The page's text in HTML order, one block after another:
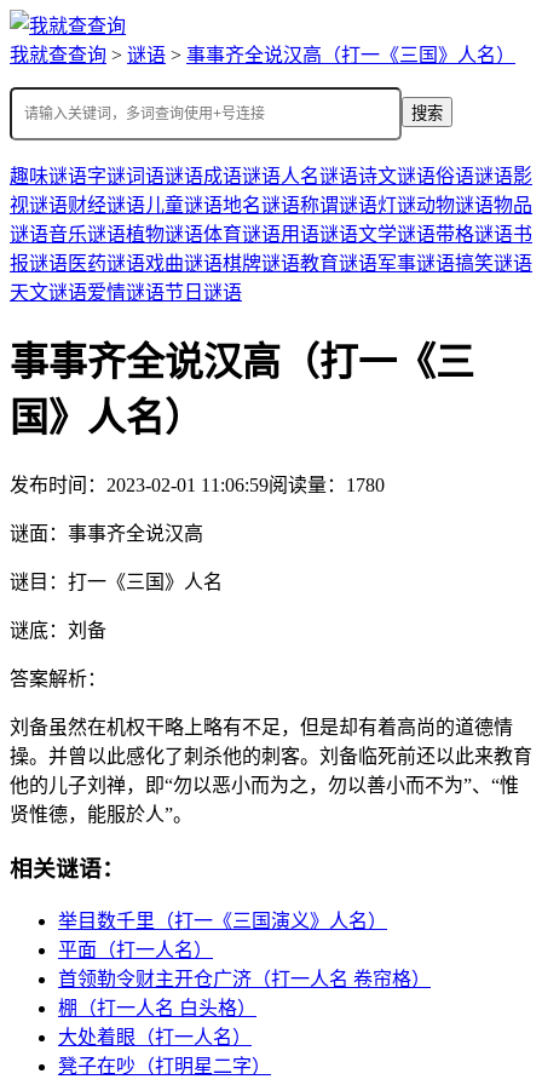
我就查查询 > 谜语 > 事事齐全说汉高（打一《三国》人名）
搜索
趣味谜语字谜词语谜语成语谜语人名谜语诗文谜语俗语谜语影
视谜语财经谜语儿童谜语地名谜语称谓谜语灯谜动物谜语物品
谜语音乐谜语植物谜语体育谜语用语谜语文学谜语带格谜语书
报谜语医药谜语戏曲谜语棋牌谜语教育谜语军事谜语搞笑谜语
天文谜语爱情谜语节日谜语
事事齐全说汉高（打一《三
国》人名）
发布时间：2023-02-01 11:06:59阅读量：1780
谜面： 事事齐全说汉高
谜目： 打一《三国》人名
谜底： 刘备
答案解析：
刘备虽然在机权干略上略有不足，但是却有着高尚的道德情
操。并曾以此感化了刺杀他的刺客。刘备临死前还以此来教育
他的儿子刘禅，即“勿以恶小而为之，勿以善小而不为”、“惟
贤惟德，能服於人”。
相关谜语：
举目数千里（打一《三国演义》人名）
平面（打一人名）
首领勒令财主开仓广济（打一人名 卷帘格）
棚（打一人名 白头格）
大处着眼（打一人名）
凳子在吵（打明星二字）